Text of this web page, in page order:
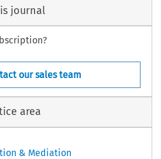
journal
our sales team
area
& Mediation